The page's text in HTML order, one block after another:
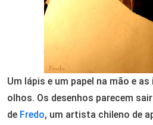
Um lápis e um papel na mão e
olhos. Os desenhos parecem
de Fredo, um artista chileno de